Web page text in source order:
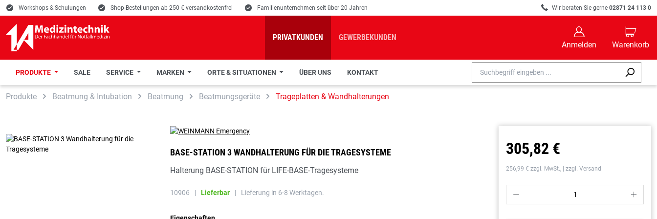
Zur Suche springen
Zur Hauptnavigation springen
E Workshops & Schulungen E Shop-Bestellungen ab 250 € versandkostenfrei E Familienunternehmen seit über 20 Jahren R Wir beraten Sie gerne 02871 24 113 0
PRIVATKUNDEN GEWERBEKUNDEN
B
Anmelden
C
Warenkorb
PRODUKTE SALE SERVICE MARKEN ORTE & SITUATIONEN ÜBER UNS KONTAKT
Produkte Beatmung & Intubation Beatmung Beatmungsgeräte Trageplatten & Wandhalterungen
BASE-STATION 3 WANDHALTERUNG FÜR DIE TRAGESYSTEME
Halterung BASE-STATION für LIFE-BASE-Tragesysteme
10906 | Lieferbar | Lieferung in 6-8 Werktagen.
305,82 €
256,99 € zzgl. MwSt., | zzgl. Versand
P S